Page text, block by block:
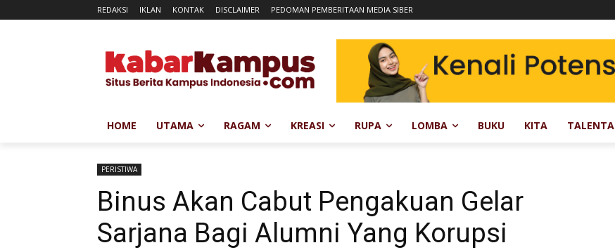
REDAKSI IKLAN KONTAK DISCLAIMER PEDOMAN PEMBERITAAN MEDIA SIBER
HOME UTAMA RAGAM KREASI RUPA LOMBA BUKU KITA TALENTA
PERISTIWA
Binus Akan Cabut Pengakuan Gelar
Sarjana Bagi Alumni Yang Korupsi